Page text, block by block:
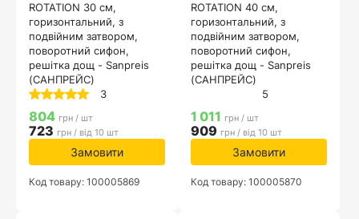
ROTATION 30 см,
горизонтальний, з
подвійним затвором,
поворотний сифон,
решітка дощ - Sanpreis
(САНПРЕЙС)
3
804 грн / шт
723 грн / від 10 шт
Замовити
Код товару: 100005869
ROTATION 40 см,
горизонтальний, з
подвійним затвором,
поворотний сифон,
решітка дощ - Sanpreis
(САНПРЕЙС)
5
1 011 грн / шт
909 грн / від 10 шт
Замовити
Код товару: 100005870